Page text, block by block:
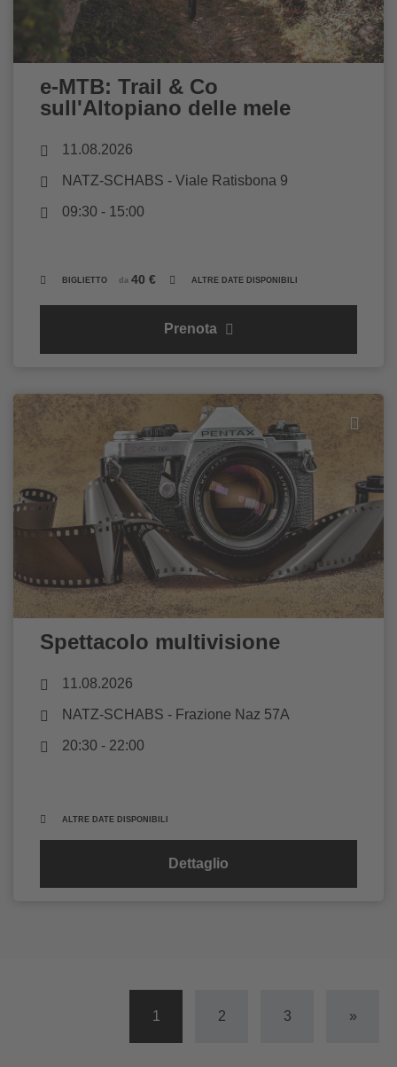
e-MTB: Trail & Co
sull'Altopiano delle mele
11.08.2026
NATZ-SCHABS - Viale Ratisbona 9
09:30 - 15:00
BIGLIETTO da 40 € ALTRE DATE DISPONIBILI
Prenota
Spettacolo multivisione
11.08.2026
NATZ-SCHABS - Frazione Naz 57A
20:30 - 22:00
ALTRE DATE DISPONIBILI
Dettaglio
1 2 3 »